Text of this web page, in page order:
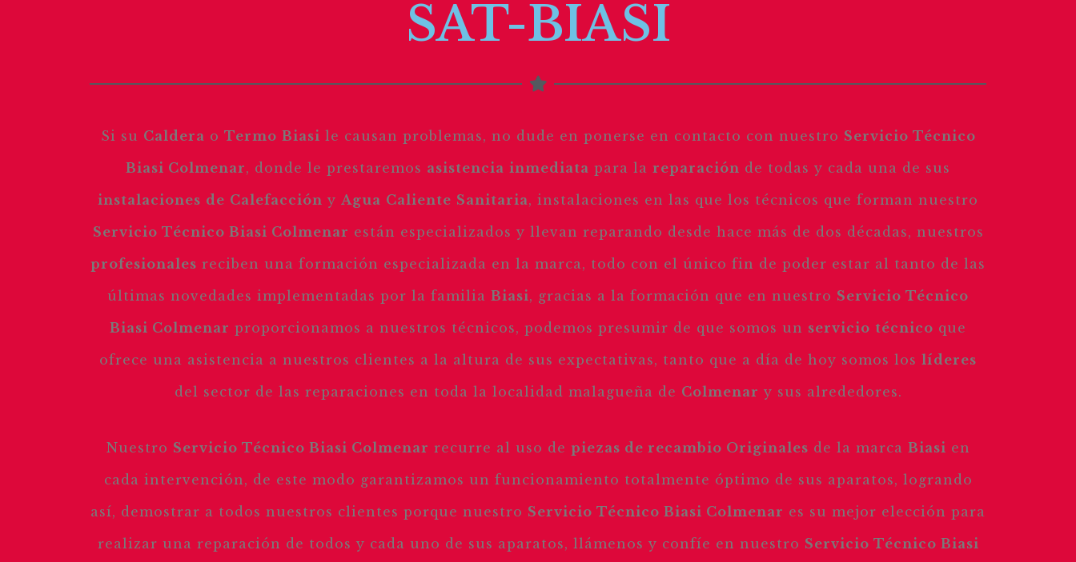
SAT-BIASI
Si su Caldera o Termo Biasi le causan problemas, no dude en ponerse en contacto con nuestro Servicio Técnico
Biasi Colmenar, donde le prestaremos asistencia inmediata para la reparación de todas y cada una de sus
instalaciones de Calefacción y Agua Caliente Sanitaria, instalaciones en las que los técnicos que forman nuestro
Servicio Técnico Biasi Colmenar están especializados y llevan reparando desde hace más de dos décadas, nuestros
profesionales reciben una formación especializada en la marca, todo con el único fin de poder estar al tanto de las
últimas novedades implementadas por la familia Biasi, gracias a la formación que en nuestro Servicio Técnico
Biasi Colmenar proporcionamos a nuestros técnicos, podemos presumir de que somos un servicio técnico que
ofrece una asistencia a nuestros clientes a la altura de sus expectativas, tanto que a día de hoy somos los líderes
del sector de las reparaciones en toda la localidad malagueña de Colmenar y sus alrededores.
Nuestro Servicio Técnico Biasi Colmenar recurre al uso de piezas de recambio Originales de la marca Biasi en
cada intervención, de este modo garantizamos un funcionamiento totalmente óptimo de sus aparatos, logrando
así, demostrar a todos nuestros clientes porque nuestro Servicio Técnico Biasi Colmenar es su mejor elección para
realizar una reparación de todos y cada uno de sus aparatos, llámenos y confíe en nuestro Servicio Técnico Biasi